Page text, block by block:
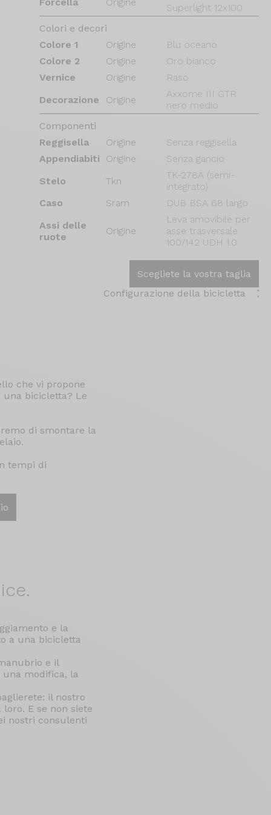
Superlight 12x100
Colori e decori
Colore 1
Origine
Blu oceano
Colore 2
Origine
Oro bianco
Vernice
Origine
Raso
Decorazione
Origine
Axxome III GTR
nero medio
Componenti
Reggisella
Origine
Senza reggisella
Appendiabiti
Origine
Senza gancio
Stelo
Tkn
TK-278A (semi-
integrato)
Caso
Sram
DUB BSA 68 largo
Assi delle
ruote
Origine
Leva amovibile per
asse trasversale
100/142 UDH 1.0
Scegliete la vostra taglia
Configurazione della bicicletta
che vi propone
una bicicletta? Le
di smontare la
tempi di
e la
a una bicicletta
e il
una modifica, la
il nostro
E se non siete
nostri consulenti